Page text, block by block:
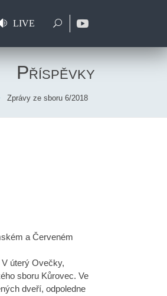
LIVE
Příspěvky
Zprávy ze sboru 6/2018
a Červeném
úterý Ovečky,
sboru Kůrovec. Ve
dveří, odpoledne